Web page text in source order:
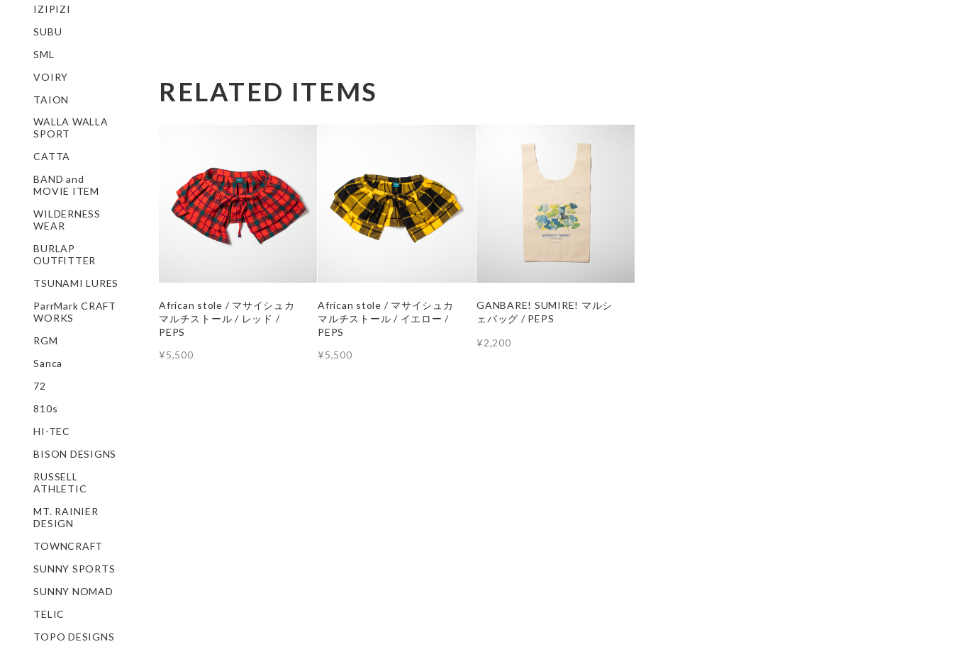
RELATED ITEMS
African stole / マサイシュカ
マルチストール / レッド /
PEPS
¥5,500
African stole / マサイシュカ
マルチストール / イエロー /
PEPS
¥5,500
GANBARE! SUMIRE! マルシ
ェバッグ / PEPS
¥2,200
IZIPIZI
SUBU
SML
VOIRY
TAION
WALLA WALLA
SPORT
CATTA
BAND and
MOVIE ITEM
WILDERNESS
WEAR
BURLAP
OUTFITTER
TSUNAMI LURES
ParrMark CRAFT
WORKS
RGM
Sanca
72
810s
HI-TEC
BISON DESIGNS
RUSSELL
ATHLETIC
MT. RAINIER
DESIGN
TOWNCRAFT
SUNNY SPORTS
SUNNY NOMAD
TELIC
TOPO DESIGNS